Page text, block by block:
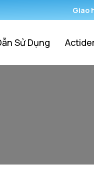
Giao
Sử Dụng